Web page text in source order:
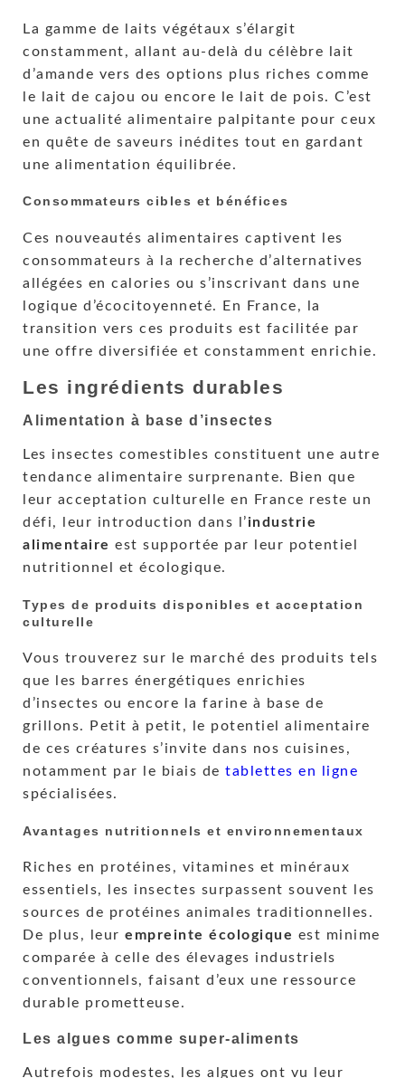
La gamme de laits végétaux s’élargit
constamment, allant au-delà du célèbre lait
d’amande vers des options plus riches comme
le lait de cajou ou encore le lait de pois. C’est
une actualité alimentaire palpitante pour ceux
en quête de saveurs inédites tout en gardant
une alimentation équilibrée.
Consommateurs cibles et bénéfices
Ces nouveautés alimentaires captivent les
consommateurs à la recherche d’alternatives
allégées en calories ou s’inscrivant dans une
logique d’écocitoyenneté. En France, la
transition vers ces produits est facilitée par
une offre diversifiée et constamment enrichie.
Les ingrédients durables
Alimentation à base d’insectes
Les insectes comestibles constituent une autre
tendance alimentaire surprenante. Bien que
leur acceptation culturelle en France reste un
défi, leur introduction dans l’industrie
alimentaire est supportée par leur potentiel
nutritionnel et écologique.
Types de produits disponibles et acceptation
culturelle
Vous trouverez sur le marché des produits tels
que les barres énergétiques enrichies
d’insectes ou encore la farine à base de
grillons. Petit à petit, le potentiel alimentaire
de ces créatures s’invite dans nos cuisines,
notamment par le biais de tablettes en ligne
spécialisées.
Avantages nutritionnels et environnementaux
Riches en protéines, vitamines et minéraux
essentiels, les insectes surpassent souvent les
sources de protéines animales traditionnelles.
De plus, leur empreinte écologique est minime
comparée à celle des élevages industriels
conventionnels, faisant d’eux une ressource
durable prometteuse.
Les algues comme super-aliments
Autrefois modestes, les algues ont vu leur